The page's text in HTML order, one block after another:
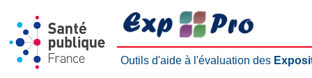
Outils d'aide à l'évaluation des